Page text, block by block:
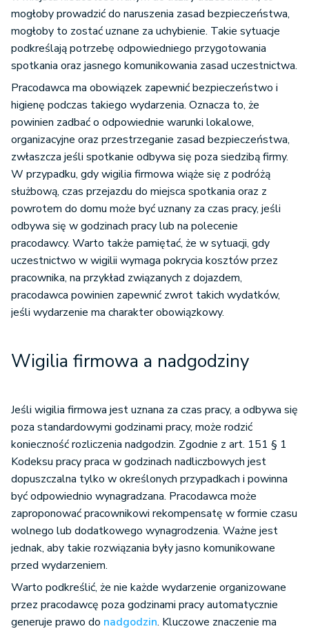
mogłoby prowadzić do naruszenia zasad bezpieczeństwa,
mogłoby to zostać uznane za uchybienie. Takie sytuacje
podkreślają potrzebę odpowiedniego przygotowania
spotkania oraz jasnego komunikowania zasad uczestnictwa.
Pracodawca ma obowiązek zapewnić bezpieczeństwo i
higienę podczas takiego wydarzenia. Oznacza to, że
powinien zadbać o odpowiednie warunki lokalowe,
organizacyjne oraz przestrzeganie zasad bezpieczeństwa,
zwłaszcza jeśli spotkanie odbywa się poza siedzibą firmy.
W przypadku, gdy wigilia firmowa wiąże się z podróżą
służbową, czas przejazdu do miejsca spotkania oraz z
powrotem do domu może być uznany za czas pracy, jeśli
odbywa się w godzinach pracy lub na polecenie
pracodawcy. Warto także pamiętać, że w sytuacji, gdy
uczestnictwo w wigilii wymaga pokrycia kosztów przez
pracownika, na przykład związanych z dojazdem,
pracodawca powinien zapewnić zwrot takich wydatków,
jeśli wydarzenie ma charakter obowiązkowy.
Wigilia firmowa a nadgodziny
Jeśli wigilia firmowa jest uznana za czas pracy, a odbywa się
poza standardowymi godzinami pracy, może rodzić
konieczność rozliczenia nadgodzin. Zgodnie z art. 151 § 1
Kodeksu pracy praca w godzinach nadliczbowych jest
dopuszczalna tylko w określonych przypadkach i powinna
być odpowiednio wynagradzana. Pracodawca może
zaproponować pracownikowi rekompensatę w formie czasu
wolnego lub dodatkowego wynagrodzenia. Ważne jest
jednak, aby takie rozwiązania były jasno komunikowane
przed wydarzeniem.
Warto podkreślić, że nie każde wydarzenie organizowane
przez pracodawcę poza godzinami pracy automatycznie
generuje prawo do nadgodzin. Kluczowe znaczenie ma